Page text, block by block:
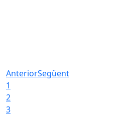
AnteriorSegüent
1
2
3